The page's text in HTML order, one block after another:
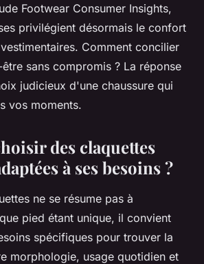
Footwear Consumer Insights,
privilégient désormais le confort
Comment concilier
sans compromis ? La réponse
judicieux d'une chaussure qui
vos moments.
des claquettes
à ses besoins ?
ne se résume pas à
pied étant unique, il convient
spécifiques pour trouver la
morphologie, usage quotidien et